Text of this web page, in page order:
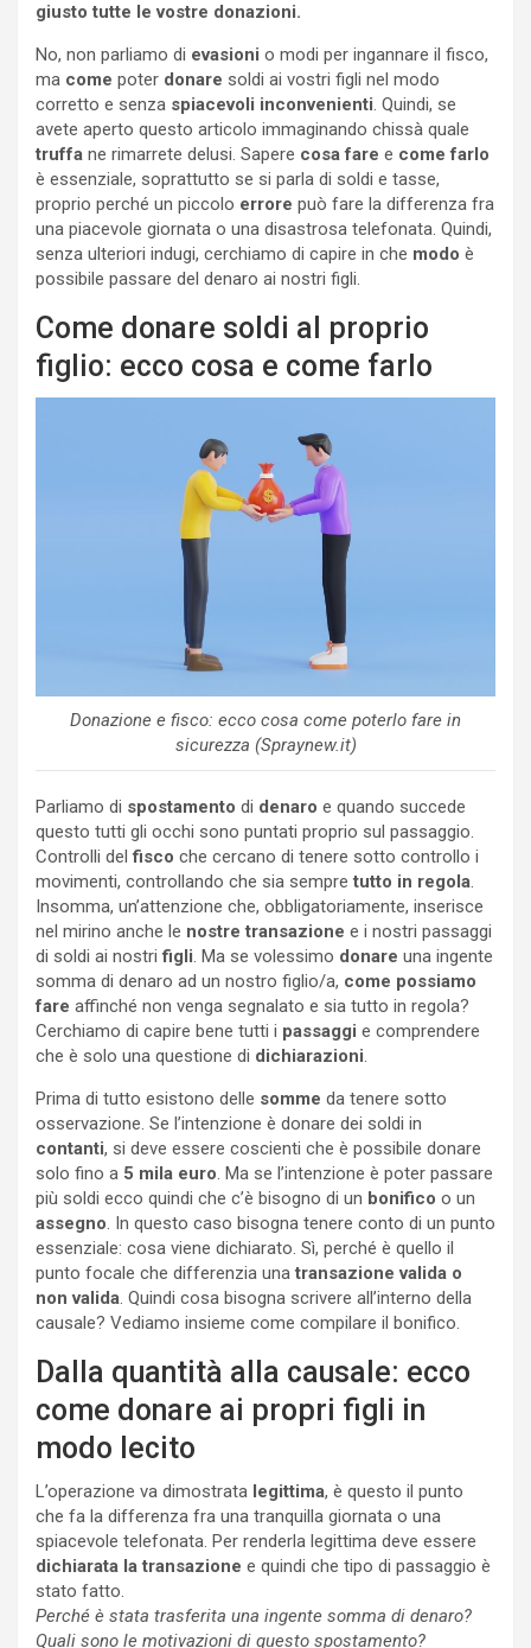
giusto tutte le vostre donazioni.
No, non parliamo di evasioni o modi per ingannare il fisco,
ma come poter donare soldi ai vostri figli nel modo
corretto e senza spiacevoli inconvenienti. Quindi, se
avete aperto questo articolo immaginando chissà quale
truffa ne rimarrete delusi. Sapere cosa fare e come farlo
è essenziale, soprattutto se si parla di soldi e tasse,
proprio perché un piccolo errore può fare la differenza fra
una piacevole giornata o una disastrosa telefonata. Quindi,
senza ulteriori indugi, cerchiamo di capire in che modo è
possibile passare del denaro ai nostri figli.
Come donare soldi al proprio
figlio: ecco cosa e come farlo
Donazione e fisco: ecco cosa come poterlo fare in
sicurezza (Spraynew.it)
Parliamo di spostamento di denaro e quando succede
questo tutti gli occhi sono puntati proprio sul passaggio.
Controlli delfisco che cercano di tenere sotto controllo i
movimenti, controllando che sia sempretutto in regola.
Insomma, un’attenzione che, obbligatoriamente, inserisce
nel mirino anche le nostre transazione e i nostri passaggi
di soldi ai nostrifigli. Ma se volessimo donare una ingente
somma di denaro ad un nostro figlio/a, come possiamo
fare affinché non venga segnalato e sia tutto in regola?
Cerchiamo di capire bene tutti i passaggi e comprendere
che è solo una questione di dichiarazioni.
Prima di tutto esistono delle somme da tenere sotto
osservazione. Se l’intenzione è donare dei soldi in
contanti, si deve essere coscienti che è possibile donare
solo fino a 5 mila euro. Ma se l’intenzione è poter passare
più soldi ecco quindi che c’è bisogno di un bonifico o un
assegno. In questo caso bisogna tenere conto di un punto
essenziale: cosa viene dichiarato. Sì, perché è quello il
punto focale che differenzia unatransazione valida o
non valida. Quindi cosa bisogna scrivere all’interno della
causale? Vediamo insieme come compilare il bonifico.
Dalla quantità alla causale: ecco
come donare ai propri figli in
modo lecito
L’operazione va dimostrata legittima, è questo il punto
che fa la differenza fra una tranquilla giornata o una
spiacevole telefonata. Per renderla legittima deve essere
dichiarata la transazione e quindi che tipo di passaggio è
stato fatto.
Perché è stata trasferita una ingente somma di denaro?
Quali sono le motivazioni di questo spostamento?